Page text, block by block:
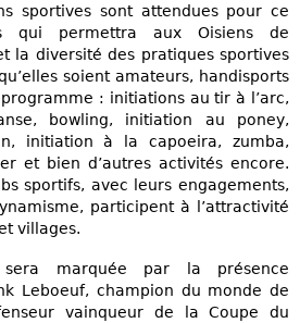
sportives sont attendues pour ce
qui permettra aux Oisiens de
la diversité des pratiques sportives
soient amateurs, handisports
: initiations au tir à l’arc,
bowling, initiation au poney,
initiation à la capoeira, zumba,
et bien d’autres activités encore.
sportifs, avec leurs engagements,
participent à l’attractivité
villages.
sera marquée par la présence
Leboeuf, champion du monde de
vainqueur de la Coupe du